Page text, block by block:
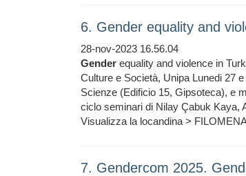
6. Gender equality and
28-nov-2023 16.56.04
Gender equality and violence in
Culture e Società, Unipa Lunedi 27
Scienze (Edificio 15, Gipsoteca), e
ciclo seminari di Nilay Çabuk Kaya,
Visualizza la locandina >
7. Gendercom 2025.